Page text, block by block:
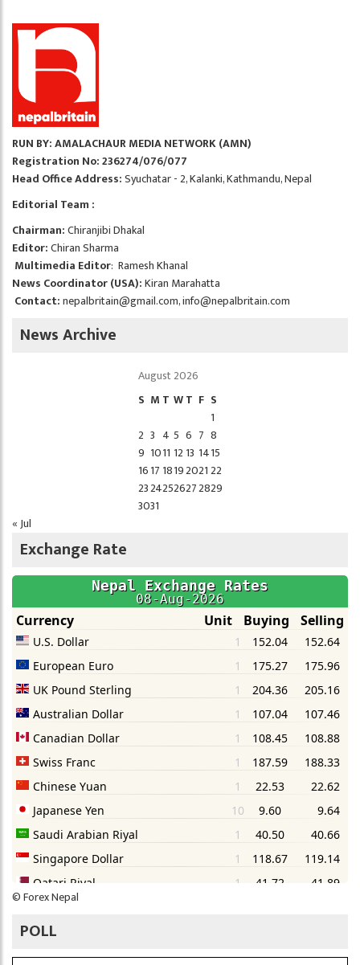
RUN BY: AMALACHAUR MEDIA NETWORK (AMN)
Registration No: 236274/076/077
Head Office Address:Syuchatar - 2, Kalanki, Kathmandu, Nepal
Editorial Team :
Chairman:Chiranjibi Dhakal
Editor:Chiran Sharma
Multimedia Editor: Ramesh Khanal
News Coordinator (USA):Kiran Marahatta
Contact:nepalbritain@gmail.com,info@nepalbritain.com
News Archive
August 2026
S M T WT F S
1
2 3 4 5 6 7 8
9 1011 12 13 1415
1617 1819202122
23242526272829
3031
« Jul
Exchange Rate
©Forex Nepal
POLL